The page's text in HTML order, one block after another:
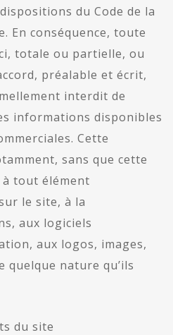
du Code de la
En conséquence, toute
totale ou partielle, ou
préalable et écrit,
interdit de
informations disponibles
Cette
sans que cette
tout élément
le site, à la
aux logiciels
aux logos, images,
quelque nature qu’ils
du site